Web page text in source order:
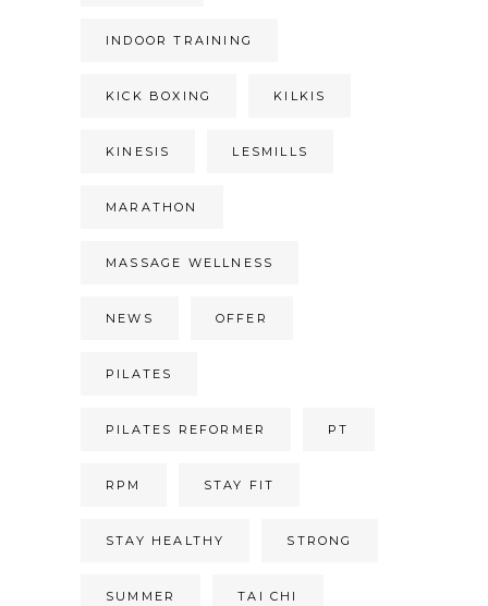
INDOOR TRAINING
KICK BOXING KILKIS
KINESIS LESMILLS
MARATHON
MASSAGE WELLNESS
NEWS OFFER
PILATES
PILATES REFORMER PT
RPM STAY FIT
STAY HEALTHY STRONG
SUMMER TAI CHI